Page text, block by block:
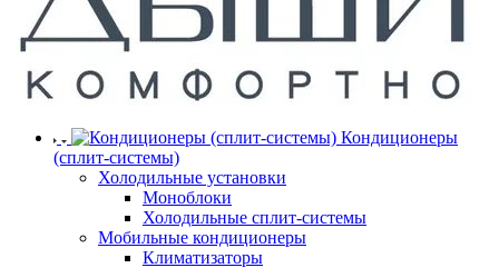
Кондиционеры
(сплит-системы)
Холодильные установки
Моноблоки
Холодильные сплит-системы
Мобильные кондиционеры
Климатизаторы